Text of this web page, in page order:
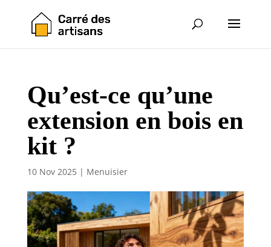
Qu’est-ce qu’une
extension en bois en
kit ?
10 Nov 2025| Menuisier